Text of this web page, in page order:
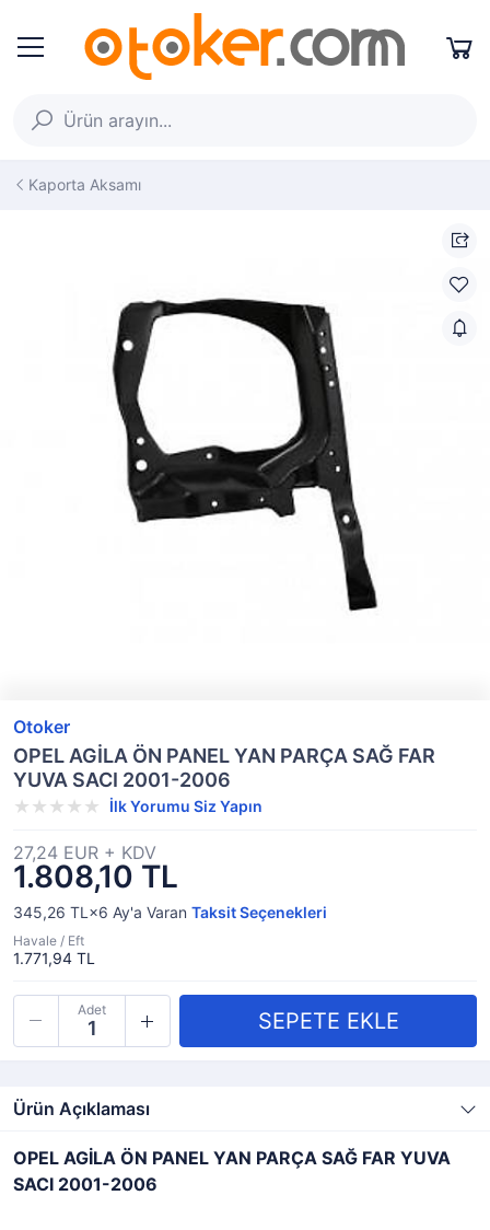
Kaporta Aksamı
Otoker
OPEL AGİLA ÖN PANEL YAN PARÇA SAĞ FAR
YUVA SACI 2001-2006
İlk Yorumu Siz Yapın
1.808,10 TL
27,24 EUR + KDV
345,26 TL×6 Ay'a Varan Taksit Seçenekleri
Havale / Eft
1.771,94 TL
Adet
Ürün Açıklaması
OPEL AGİLA ÖN PANEL YAN PARÇA SAĞ FAR YUVA
SACI 2001-2006